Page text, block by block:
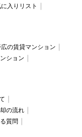
入りリスト
の賃貸マンション
ション
の流れ
質問